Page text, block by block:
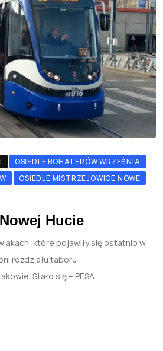
OSIEDLE BOHATERÓW WRZEŚNIA
OSIEDLE MISTRZEJOWICE NOWE
Hucie
które pojawiły się ostatnio w
rozdziału taboru
Stało się – PESA.